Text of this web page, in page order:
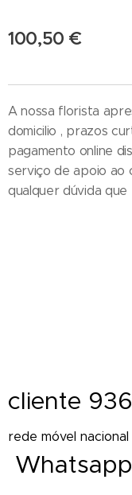
100,50 €
A nossa florista
domicilio , prazos
pagamento online
serviço de apoio ao
qualquer dúvida que
cliente
rede móvel nacional